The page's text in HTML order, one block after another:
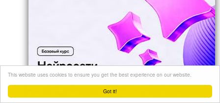
Got it!
This website uses cookies to ensure you get the best experience on our website.
ребёнок - родитель и партнёрские
отношения и самооценка - много всего.
Очень хотелось понять что не так,
почему нет ощущения счастья и
изменить ситуацию.
На момент принятия решения о покупке
внутреннее требование перемен.
Решение приняла мгновенно, на
интуиции, очень боялась не успеть
Перейти